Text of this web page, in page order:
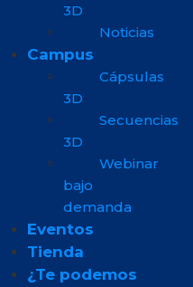
3D
Noticias
Campus
Cápsulas
3D
Secuencias
3D
Webinar
bajo
demanda
Eventos
Tienda
¿Te podemos